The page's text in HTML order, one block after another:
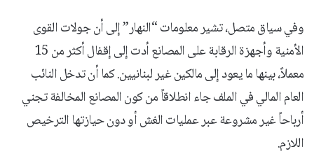
وفي سياق متصل، تشير معلومات “النهار” إلى أن جولات القوى
الأمنية وأجهزة الرقابة على المصانع أدت إلى إقفال أكثر من 15
معملاً، بينها ما يعود إلى مالكين غير لبنانيين. كما أن تدخل النائب
العام المالي في الملف جاء انطلاقاً من كون المصانع المخالفة تجني
أرباحاً غير مشروعة عبر عمليات الغش أو دون حيازتها الترخيص
اللازم.